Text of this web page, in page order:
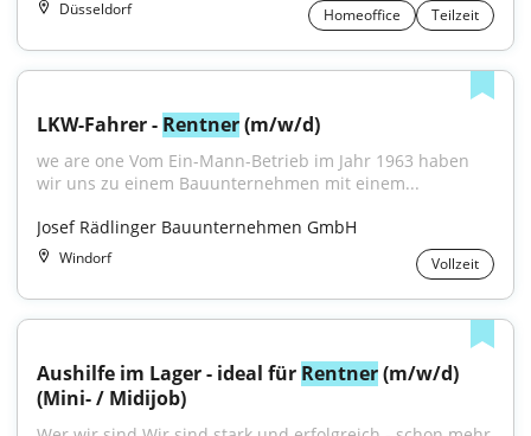
Düsseldorf Homeoffice Teilzeit
LKW-Fahrer - Rentner (m/w/d)
we are one Vom Ein-Mann-Betrieb im Jahr 1963 haben
wir uns zu einem Bauunternehmen mit einem...
Josef Rädlinger Bauunternehmen GmbH
Windorf Vollzeit
Aushilfe im Lager - ideal für Rentner (m/w/d)
(Mini- / Midijob)